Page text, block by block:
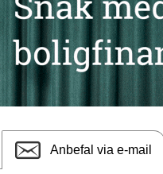
Anbefal via e-mail